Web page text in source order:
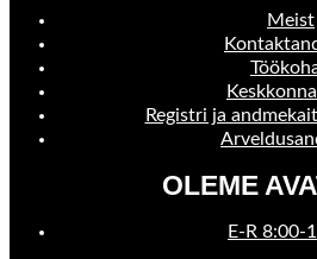
Meist
Registri ja
OLEME
E-R 8:00-